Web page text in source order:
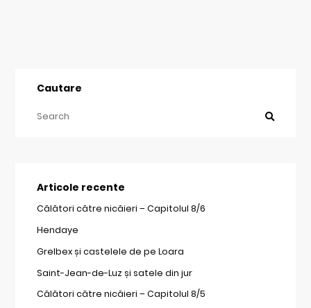
Cautare
Articole recente
Călători către nicăieri – Capitolul 8/6
Hendaye
Grelbex și castelele de pe Loara
Saint-Jean-de-Luz și satele din jur
Călători către nicăieri – Capitolul 8/5